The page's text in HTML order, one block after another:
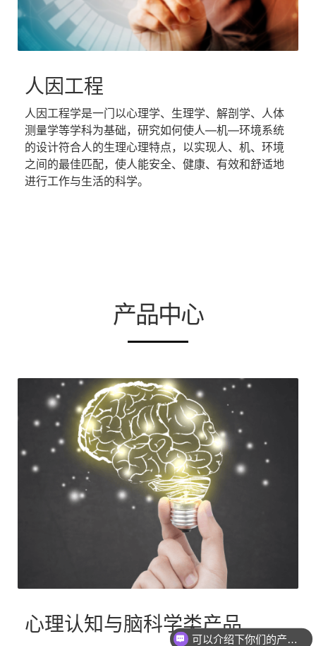
人因工程​
人因工程学是一门以心理学、生理学、解剖学、人体
测量学等学科为基础，研究如何使人—机—环境系统
的设计符合人的生理心理特点，以实现人、机、环境
之间的最佳匹配，使人能安全、健康、有效和舒适地
进行工作与生活的科学。
产品中心
心理认知与脑科学类产品
你们是怎么收费的呢？